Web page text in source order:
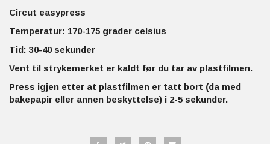
Circut easypress
Temperatur: 170-175 grader celsius
Tid: 30-40 sekunder
Vent til strykemerket er kaldt før du tar av plastfilmen.
Press igjen etter at plastfilmen er tatt bort (da med
bakepapir eller annen beskyttelse) i 2-5 sekunder.